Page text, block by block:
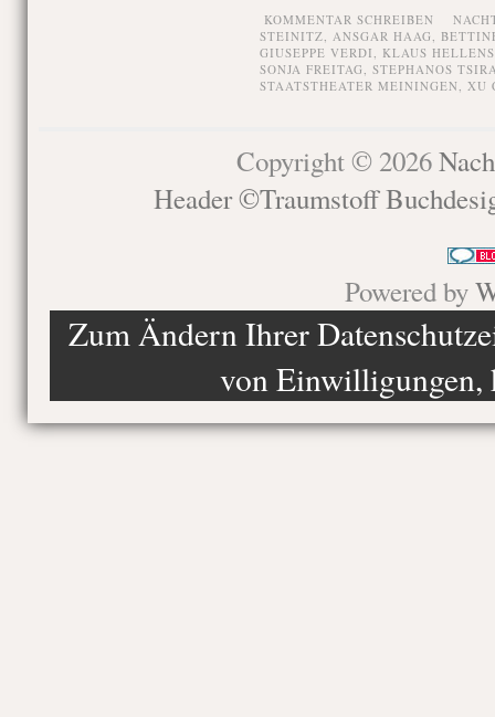
KOMMENTAR SCHREIBEN
STEINITZ, ANSGAR HAAG,
GIUSEPPE VERDI, KLAUS
SONJA FREITAG, STEPHANOS
STAATSTHEATER MEININGEN, XU
Copyright © 2026
Header ©Traumstoff
Powered by
Zum Ändern Ihrer
von